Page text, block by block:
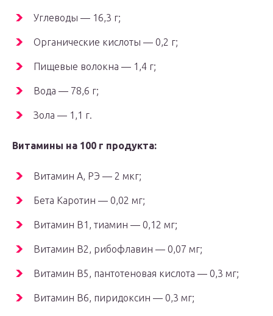
Углеводы — 16,3 г;
Органические кислоты — 0,2 г;
Пищевые волокна — 1,4 г;
Вода — 78,6 г;
Зола — 1,1 г.
Витамины на 100 г продукта:
Витамин А, РЭ — 2 мкг;
Бета Каротин — 0,02 мг;
Витамин В1, тиамин — 0,12 мг;
Витамин В2, рибофлавин — 0,07 мг;
Витамин В5, пантотеновая кислота — 0,3 мг;
Витамин В6, пиридоксин — 0,3 мг;